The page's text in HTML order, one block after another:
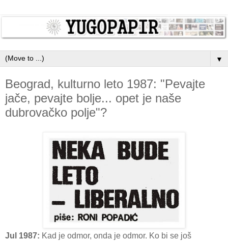
▼
Beograd, kulturno leto 1987: "Pevajte
jače, pevajte bolje... opet je naše
dubrovačko polje"?
Jul 1987: Kad je odmor, onda je odmor. Ko bi se još